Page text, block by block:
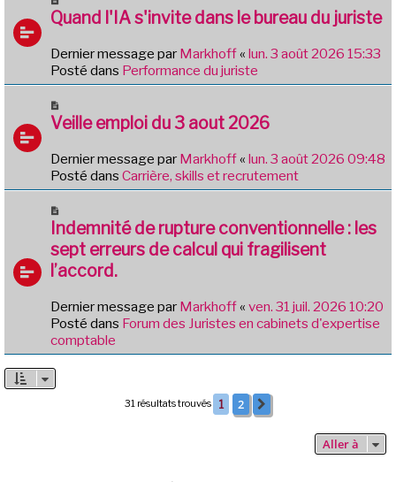
m
e
s
a
o
u
v
e
a
m
e
s
a
Quand l'IA s'invite dans le bureau du juriste
Dernier message par Markhoff« lun. 3 août 2026 15:33
Posté dans Performance du juriste
o
v
e
a
m
e
s
s
g
e
Veille emploi du 3 aout 2026
Dernier message par Markhoff« lun. 3 août 2026 09:48
Posté dans Carrière, skills et recrutement
o
u
v
e
u
m
e
s
Indemnité de rupture conventionnelle : les
sept erreurs de calcul qui fragilisent
l’accord.
Dernier message par Markhoff« ven. 31 juil. 2026 10:20
Posté dans Forum des Juristes en cabinets d'expertise
comptable
31 résultats trouvés 1 2
Aller à